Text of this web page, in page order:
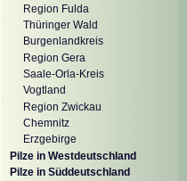
Region Fulda
Thüringer Wald
Burgenlandkreis
Region Gera
Saale-Orla-Kreis
Vogtland
Region Zwickau
Chemnitz
Erzgebirge
Pilze in Westdeutschland
Pilze in Süddeutschland